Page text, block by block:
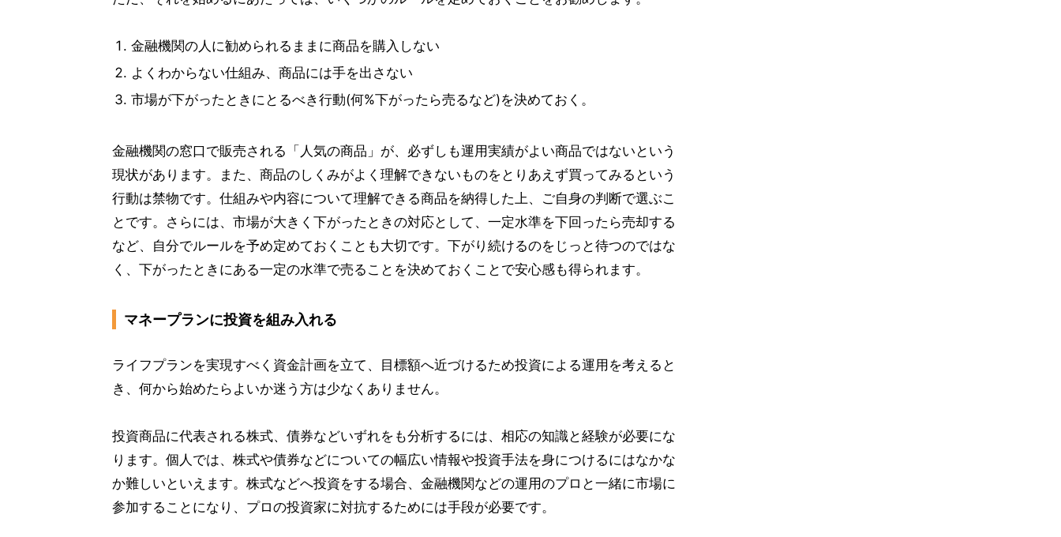
金融機関の人に勧められるままに商品を購入しない
よくわからない仕組み、商品には手を出さない
市場が下がったときにとるべき行動(何%下がったら売るなど)を決めておく。
金融機関の窓口で販売される「人気の商品」が、必ずしも運用実績がよい商品ではないという
現状があります。また、商品のしくみがよく理解できないものをとりあえず買ってみるという
行動は禁物です。仕組みや内容について理解できる商品を納得した上、ご自身の判断で選ぶこ
とです。さらには、市場が大きく下がったときの対応として、一定水準を下回ったら売却する
など、自分でルールを予め定めておくことも大切です。下がり続けるのをじっと待つのではな
く、下がったときにある一定の水準で売ることを決めておくことで安心感も得られます。
マネープランに投資を組み入れる
ライフプランを実現すべく資金計画を立て、目標額へ近づけるため投資による運用を考えると
き、何から始めたらよいか迷う方は少なくありません。
投資商品に代表される株式、債券などいずれをも分析するには、相応の知識と経験が必要にな
ります。個人では、株式や債券などについての幅広い情報や投資手法を身につけるにはなかな
か難しいといえます。株式などへ投資をする場合、金融機関などの運用のプロと一緒に市場に
参加することになり、プロの投資家に対抗するためには手段が必要です。